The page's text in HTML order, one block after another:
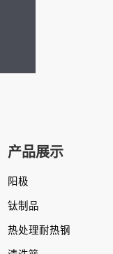
产品展示
阳极
钛制品
热处理耐热钢